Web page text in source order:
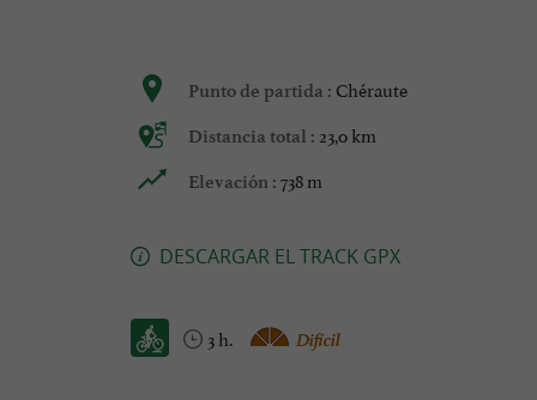
Punto de partida : Chéraute
Distancia total : 23,0 km
Elevación : 738 m
DESCARGAR EL TRACK GPX
3 h. Difícil